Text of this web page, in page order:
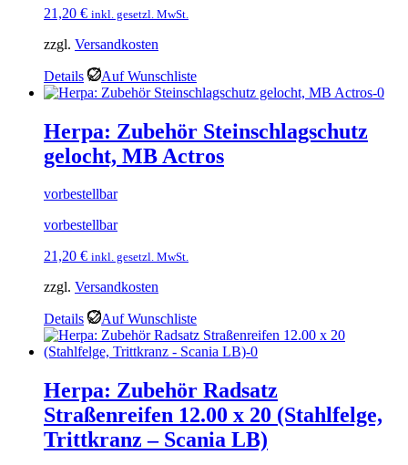
21,20 € inkl. gesetzl. MwSt.
zzgl. Versandkosten
Details Auf Wunschliste
Herpa: Zubehör Steinschlagschutz
gelocht, MB Actros
vorbestellbar
vorbestellbar
21,20 € inkl. gesetzl. MwSt.
zzgl. Versandkosten
Details Auf Wunschliste
Herpa: Zubehör Radsatz
Straßenreifen 12.00 x 20 (Stahlfelge,
Trittkranz – Scania LB)